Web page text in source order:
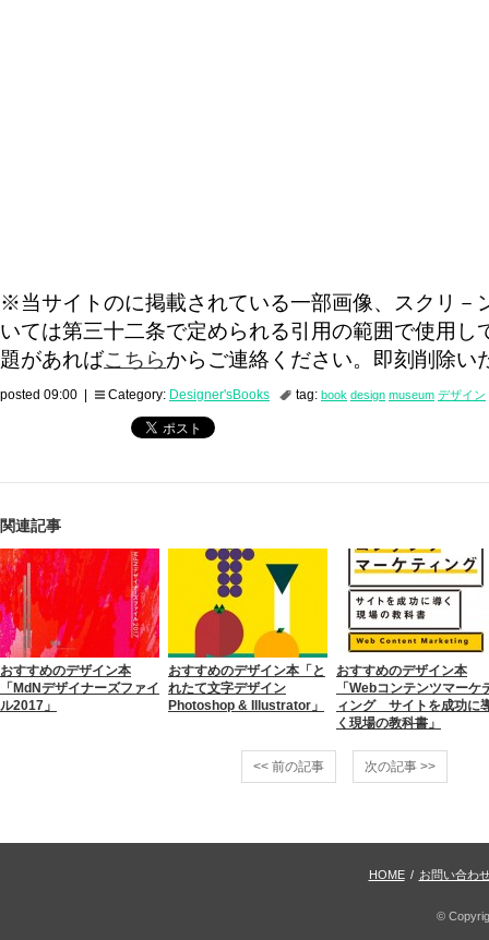
※当サイトのに掲載されている一部画像、スクリ－
いては第三十二条で定められる引用の範囲で使用し
題があればこちらからご連絡ください。即刻削除い
posted 09:00 | Category: Designer'sBooks tag: book design museum デザイン
関連記事
おすすめのデザイン本
「MdNデザイナーズファイ
ル2017」
おすすめのデザイン本「と
れたて文字デザイン
Photoshop & Illustrator」
おすすめのデザイン本
「Webコンテンツマーケ
ィング サイトを成功に
く現場の教科書」
<< 前の記事 次の記事 >>
HOME / お問い合わ
©